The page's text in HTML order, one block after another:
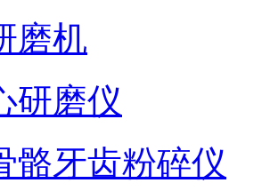
磨机
研磨仪
骼牙齿粉碎仪